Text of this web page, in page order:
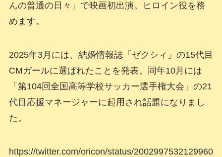
んの普通の日々」で映画初出演。ヒロイン役を務
めます。
2025年3月には、結婚情報誌「ゼクシィ」の15代目
CMガールに選ばれたことを発表。同年10月には
「第104回全国高等学校サッカー選手権大会」の21
代目応援マネージャーに起用され話題になりまし
た。
https://twitter.com/oricon/status/2002997532129960